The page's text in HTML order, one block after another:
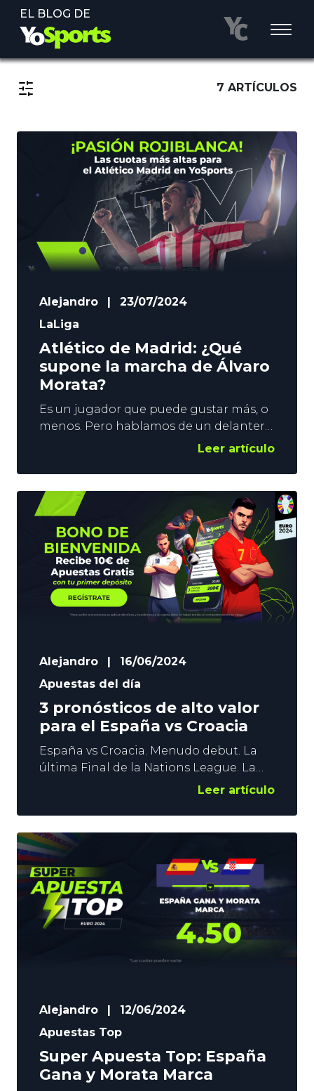
EL BLOG DE
7 ARTÍCULOS
Alejandro |
23/07/2024
LaLiga
Atlético de Madrid: ¿Qué
supone la marcha de Álvaro
Morata?
Es un jugador que puede gustar más, o
menos. Pero hablamos de un delantero
de primer nivel. De eso no hay duda. La
deja un agujero importante en el
ataque del Atlético de Madrid. ¿Qué
supone su salida para los de Simeone
en sus opciones en La Liga
Leer artículo
Alejandro |
16/06/2024
Apuestas del día
3 pronósticos de alto valor
para el España vs Croacia
España vs Croacia. Menudo debut. La
última Final de la Nations League. La
Roja no lo va a tener fácil en su primer
en los de Luis de la Fuente. Un triunfo
para comenzar el torneo sería
fundamental para afrontar el segundo
partido ante Italia. Buscamos en
YoSports los
Leer artículo
Alejandro |
12/06/2024
Apuestas Top
Super Apuesta Top: España
Gana y Morata Marca